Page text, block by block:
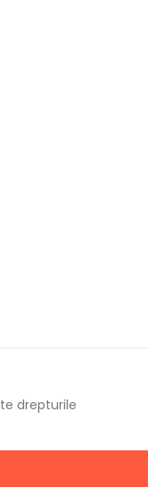
drepturile